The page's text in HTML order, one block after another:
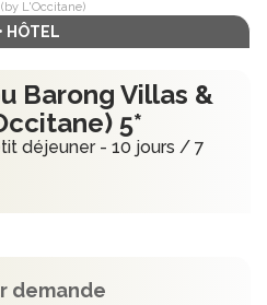
L'Occitane)
HÔTEL
Barong Villas &
5*
déjeuner - 10 jours / 7
demande